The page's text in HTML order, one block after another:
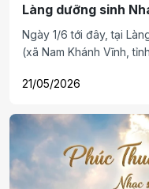
Làng dưỡng sinh
Ngày 1/6 tới đây, tại
(xã Nam Khánh Vĩnh,
thiệu các sản phẩm
21/05/2026